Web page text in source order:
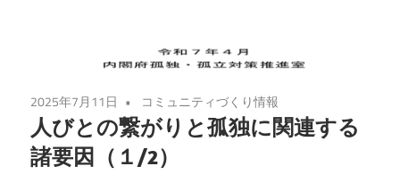
2025年7月11日 コミュニティづくり情報
人びとの繋がりと孤独に関連する
諸要因（１/2）